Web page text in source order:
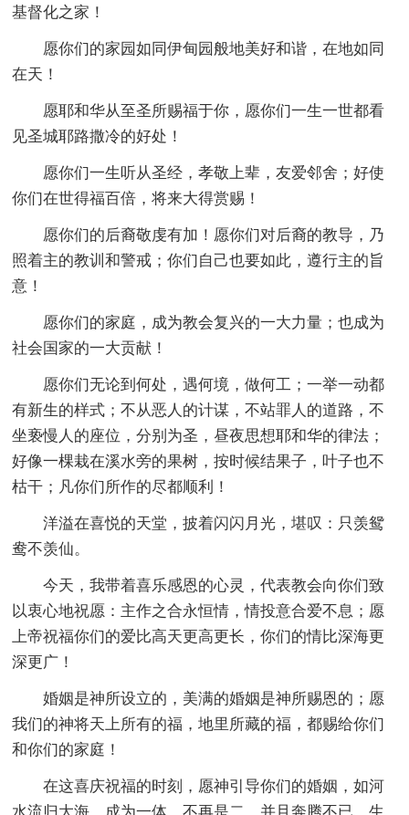
基督化之家！
愿你们的家园如同伊甸园般地美好和谐，在地如同
在天！
愿耶和华从至圣所赐福于你，愿你们一生一世都看
见圣城耶路撒冷的好处！
愿你们一生听从圣经，孝敬上辈，友爱邻舍；好使
你们在世得福百倍，将来大得赏赐！
愿你们的后裔敬虔有加！愿你们对后裔的教导，乃
照着主的教训和警戒；你们自己也要如此，遵行主的旨
意！
愿你们的家庭，成为教会复兴的一大力量；也成为
社会国家的一大贡献！
愿你们无论到何处，遇何境，做何工；一举一动都
有新生的样式；不从恶人的计谋，不站罪人的道路，不
坐亵慢人的座位，分别为圣，昼夜思想耶和华的律法；
好像一棵栽在溪水旁的果树，按时候结果子，叶子也不
枯干；凡你们所作的尽都顺利！
洋溢在喜悦的天堂，披着闪闪月光，堪叹：只羡鸳
鸯不羡仙。
今天，我带着喜乐感恩的心灵，代表教会向你们致
以衷心地祝愿：主作之合永恒情，情投意合爱不息；愿
上帝祝福你们的爱比高天更高更长，你们的情比深海更
深更广！
婚姻是神所设立的，美满的婚姻是神所赐恩的；愿
我们的神将天上所有的福，地里所藏的福，都赐给你们
和你们的家庭！
在这喜庆祝福的时刻，愿神引导你们的婚姻，如河